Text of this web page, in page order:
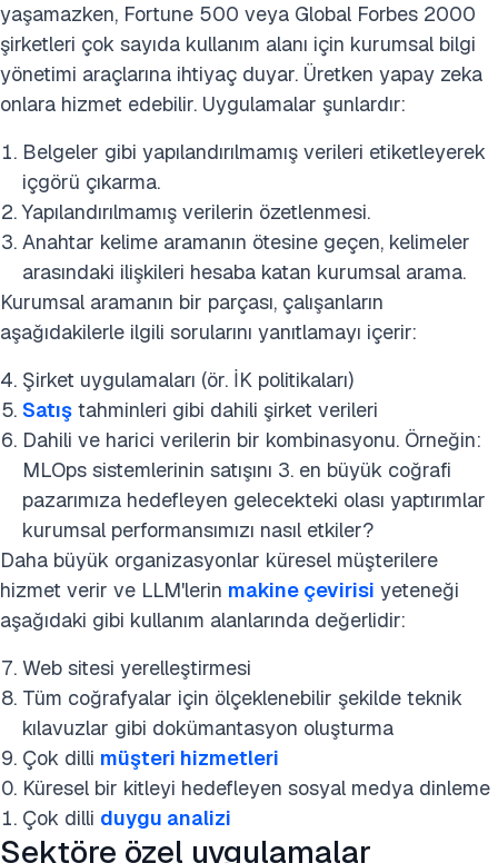
yaşamazken, Fortune 500 veya Global Forbes 2000
şirketleri çok sayıda kullanım alanı için kurumsal bilgi
yönetimi araçlarına ihtiyaç duyar. Üretken yapay zeka
onlara hizmet edebilir. Uygulamalar şunlardır:
Belgeler gibi yapılandırılmamış verileri etiketleyerek
içgörü çıkarma.
Yapılandırılmamış verilerin özetlenmesi.
Anahtar kelime aramanın ötesine geçen, kelimeler
arasındaki ilişkileri hesaba katan kurumsal arama.
Kurumsal aramanın bir parçası, çalışanların
aşağıdakilerle ilgili sorularını yanıtlamayı içerir:
Şirket uygulamaları (ör. İK politikaları)
Satış tahminleri gibi dahili şirket verileri
Dahili ve harici verilerin bir kombinasyonu. Örneğin:
MLOps sistemlerinin satışını 3. en büyük coğrafi
pazarımıza hedefleyen gelecekteki olası yaptırımlar
kurumsal performansımızı nasıl etkiler?
Daha büyük organizasyonlar küresel müşterilere
hizmet verir ve LLM'lerin makine çevirisi yeteneği
aşağıdaki gibi kullanım alanlarında değerlidir:
Web sitesi yerelleştirmesi
Tüm coğrafyalar için ölçeklenebilir şekilde teknik
kılavuzlar gibi dokümantasyon oluşturma
Çok dilli müşteri hizmetleri
Küresel bir kitleyi hedefleyen sosyal medya dinleme
Çok dilli duygu analizi
Sektöre özel uygulamalar